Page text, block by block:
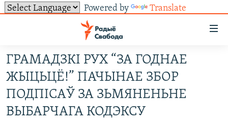
Powered by Translate
ўнівэрсальнага
доступу
Перайсьці
да
галоўнага
зьместу
УСЕ НАВІНЫ
ТОЛЬКІ НА СВАБОДЗЕ
СУВЯЗЬ
ГРАМАДЗКІ РУХ “ЗА ГОДНАЕ
ЖЫЦЬЦЁ!” ПАЧЫНАЕ ЗБОР
ПОДПІСАЎ ЗА ЗЬМЯНЕНЬНЕ
ВЫБАРЧАГА КОДЭКСУ